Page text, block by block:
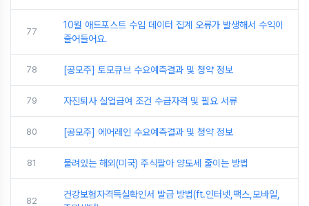
77
10월 애드포스트 수입 데이터 집계 오류가 발생해서 수익이
줄어들어요.
78 [공모주] 토모큐브 수요예측결과 및 청약 정보
79 자진퇴사 실업급여 조건 수급자격 및 필요 서류
80 [공모주] 에어레인 수요예측결과 및 청약 정보
81 물려있는 해외(미국) 주식팔아 양도세 줄이는 방법
82
건강보험자격득실확인서 발급 방법(ft.인터넷,팩스,모바일,